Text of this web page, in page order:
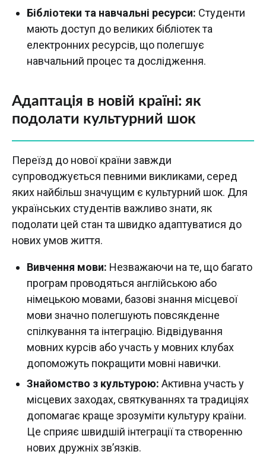
Бібліотеки та навчальні ресурси: Студенти
мають доступ до великих бібліотек та
електронних ресурсів, що полегшує
навчальний процес та дослідження.
Адаптація в новій країні: як
подолати культурний шок
Переїзд до нової країни завжди
супроводжується певними викликами, серед
яких найбільш значущим є культурний шок. Для
українських студентів важливо знати, як
подолати цей стан та швидко адаптуватися до
нових умов життя.
Вивчення мови: Незважаючи на те, що багато
програм проводяться англійською або
німецькою мовами, базові знання місцевої
мови значно полегшують повсякденне
спілкування та інтеграцію. Відвідування
мовних курсів або участь у мовних клубах
допоможуть покращити мовні навички.
Знайомство з культурою: Активна участь у
місцевих заходах, святкуваннях та традиціях
допомагає краще зрозуміти культуру країни.
Це сприяє швидшій інтеграції та створенню
нових дружніх зв’язків.